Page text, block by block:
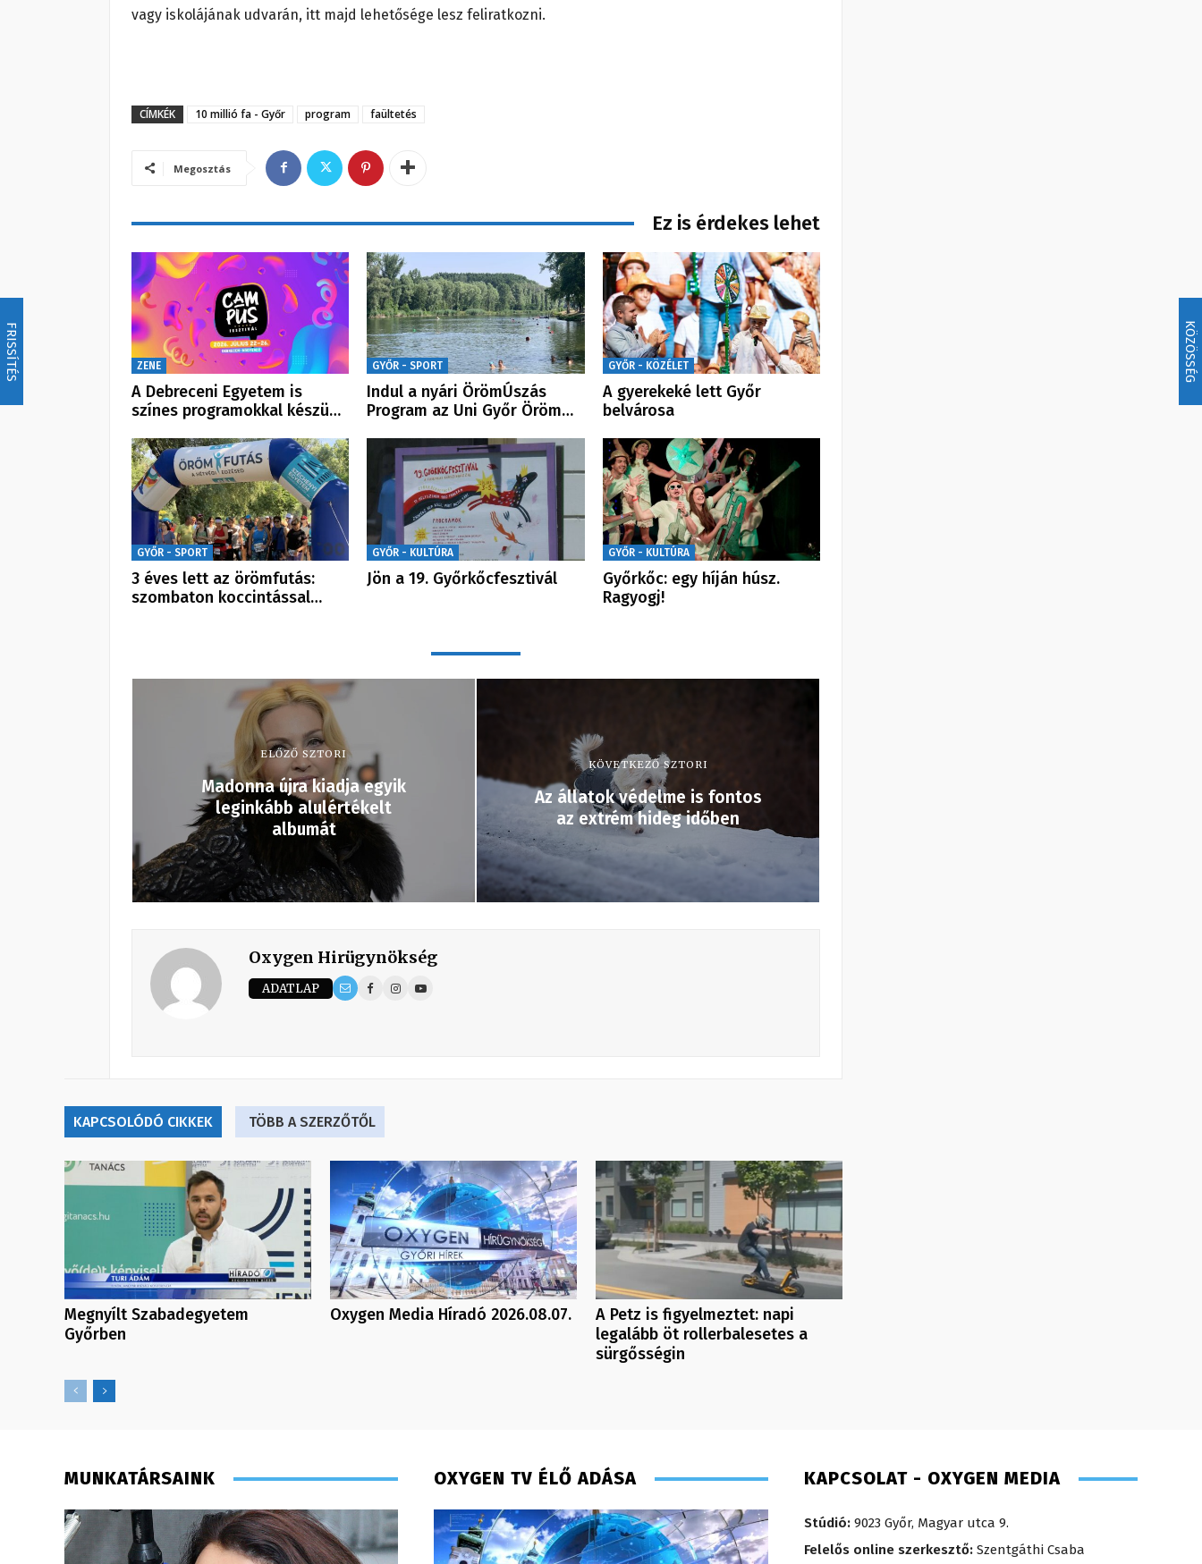
FRISSÍTÉS KÖZÖSSÉG
vagy iskolájának udvarán, itt majd lehetősége lesz feliratkozni.
CÍMKÉK 10 millió fa - Győr program faültetés
Megosztás
Ez is érdekes lehet
ZENE
A Debreceni Egyetem is
színes programokkal készü…
GYŐR - SPORT
Indul a nyári ÖrömÚszás
Program az Uni Győr Öröm…
GYŐR - KÖZÉLET
A gyerekeké lett Győr
belvárosa
GYŐR - SPORT
3 éves lett az örömfutás:
szombaton koccintással…
GYŐR - KULTÚRA
Jön a 19. Győrkőcfesztivál
GYŐR - KULTÚRA
Győrkőc: egy híján húsz.
Ragyogj!
ELŐZŐ SZTORI
Madonna újra kiadja egyik
leginkább alulértékelt
albumát
KÖVETKEZŐ SZTORI
Az állatok védelme is fontos
az extrém hideg időben
Oxygen Hirügynökség
ADATLAP
KAPCSOLÓDÓ CIKKEK TÖBB A SZERZŐTŐL
Megnyílt Szabadegyetem
Győrben
Oxygen Media Híradó 2026.08.07.
A Petz is figyelmeztet: napi
legalább öt rollerbalesetes a
sürgősségin
MUNKATÁRSAINK OXYGEN TV ÉLŐ ADÁSA KAPCSOLAT - OXYGEN MEDIA
Stúdió: 9023 Győr, Magyar utca 9.
Felelős online szerkesztő: Szentgáthi Csaba